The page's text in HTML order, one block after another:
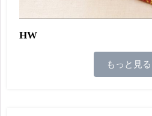
HW
もっと見